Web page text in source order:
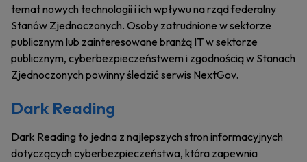
temat nowych technologii i ich wpływu na rząd federalny
Stanów Zjednoczonych. Osoby zatrudnione w sektorze
publicznym lub zainteresowane branżą IT w sektorze
publicznym, cyberbezpieczeństwem i zgodnością w Stanach
Zjednoczonych powinny śledzić serwis NextGov.
Dark Reading
Dark Reading to jedna z najlepszych stron informacyjnych
dotyczących cyberbezpieczeństwa, która zapewnia